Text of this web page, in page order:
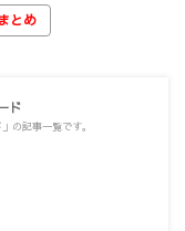
とめ
ド
の記事一覧です。